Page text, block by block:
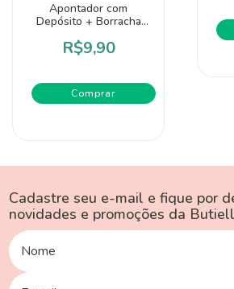
Apontador com
Depósito + Borracha
R$9,90
Comprar
Cadastre seu e-mail e fique por
novidades e promoções da